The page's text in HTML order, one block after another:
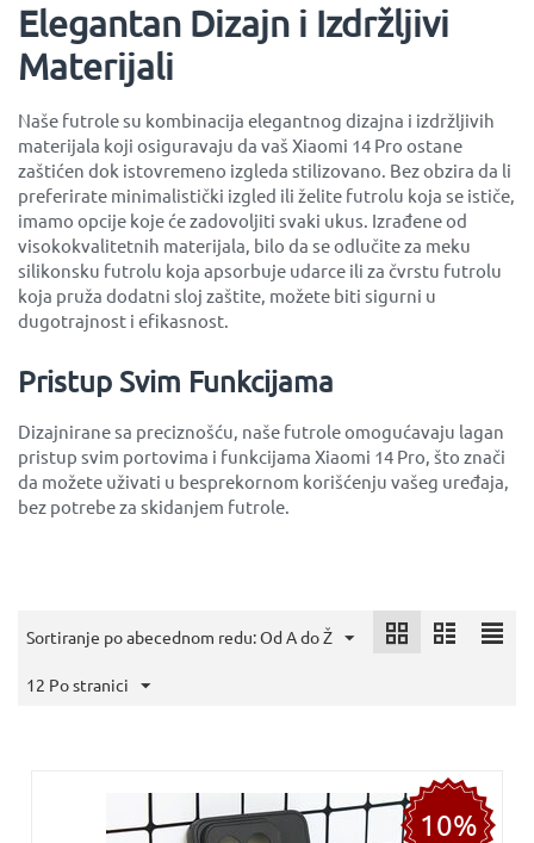
Elegantan Dizajn i Izdržljivi
Materijali
Naše futrole su kombinacija elegantnog dizajna i izdržljivih
materijala koji osiguravaju da vaš Xiaomi 14 Pro ostane
zaštićen dok istovremeno izgleda stilizovano. Bez obzira da li
preferirate minimalistički izgled ili želite futrolu koja se ističe,
imamo opcije koje će zadovoljiti svaki ukus. Izrađene od
visokokvalitetnih materijala, bilo da se odlučite za meku
silikonsku futrolu koja apsorbuje udarce ili za čvrstu futrolu
koja pruža dodatni sloj zaštite, možete biti sigurni u
dugotrajnost i efikasnost.
Pristup Svim Funkcijama
Dizajnirane sa preciznošću, naše futrole omogućavaju lagan
pristup svim portovima i funkcijama Xiaomi 14 Pro, što znači
da možete uživati u besprekornom korišćenju vašeg uređaja,
bez potrebe za skidanjem futrole.
Sortiranje po abecednom redu: Od A do Ž
12 Po stranici
10%